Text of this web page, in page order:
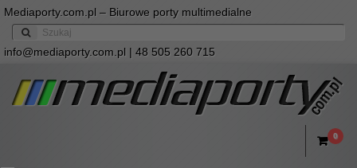
Mediaporty.com.pl – Biurowe porty multimedialne
info@mediaporty.com.pl | 48 505 260 715
0